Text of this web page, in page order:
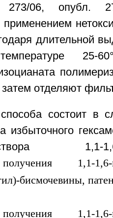
06, опубл.
применением
длительной
25-
отделяют
состоит в
избыточного
1,1-1,6-